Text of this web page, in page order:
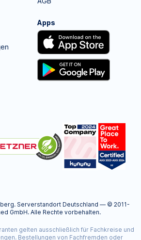
Apps
Serverstandort Deutschland — © 2011-
GmbH. Alle Rechte vorbehalten.
gelten ausschließlich für Fachkreise und
Bestellungen von Fachfremden oder